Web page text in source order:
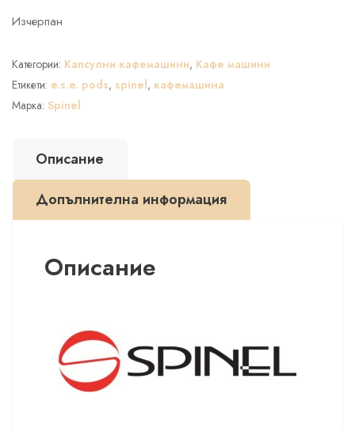
Изчерпан
Категории: Капсулни кафемашини, Кафе машини
Етикети: e.s.e. pods, spinel, кафемашина
Марка: Spinel
Описание
Допълнителна информация
Описание